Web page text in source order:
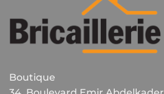
Boutique